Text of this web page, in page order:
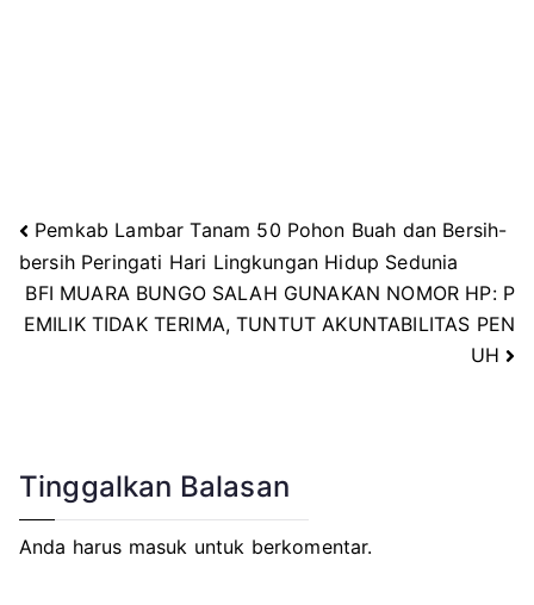
Navigasi
pos
Pemkab Lambar Tanam 50 Pohon Buah dan Bersih-
bersih Peringati Hari Lingkungan Hidup Sedunia
BFI MUARA BUNGO SALAH GUNAKAN NOMOR HP: P
EMILIK TIDAK TERIMA, TUNTUT AKUNTABILITAS PEN
UH
Tinggalkan Balasan
Anda harus masuk untuk berkomentar.